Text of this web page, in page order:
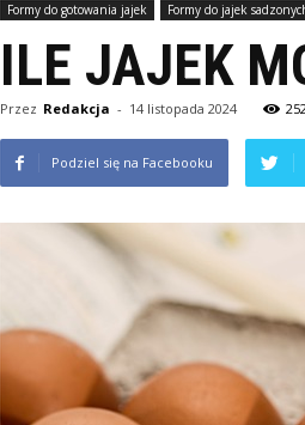
Formy do gotowania jajek Formy do jajek
ILE JAJEK
Przez Redakcja - 14 listopada 2024
Podziel się na Facebooku